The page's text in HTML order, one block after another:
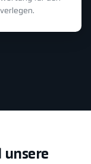
unsere